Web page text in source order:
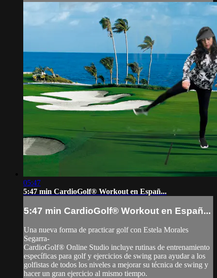
05:47
5:47 min CardioGolf® Workout en Españ...
5:47 min CardioGolf® Workout en Españ...
Una nueva forma de practicar golf con Estela Morales
Segarra-
CardioGolf® Online Studio incluye rutinas de entrenamiento
específicas para golf y ejercicios de swing para ayudar a los
golfistas de todos los niveles a mejorar su técnica de swing y
hacer un gran ejercicio al mismo tiempo.